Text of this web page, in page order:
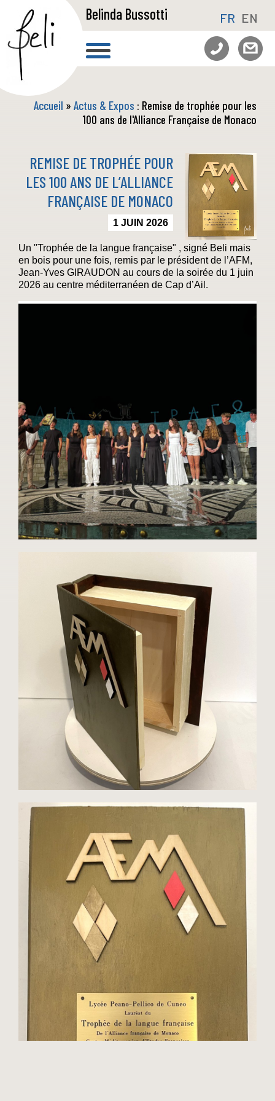
Belinda Bussotti FR EN
Accueil » Actus & Expos : Remise de trophée pour les
100 ans de l'Alliance Française de Monaco
REMISE DE TROPHÉE POUR
LES 100 ANS DE L’ALLIANCE
FRANÇAISE DE MONACO
1 JUIN 2026
Un "Trophée de la langue française" , signé Beli mais
en bois pour une fois, remis par le président de l’AFM,
Jean-Yves GIRAUDON au cours de la soirée du 1 juin
2026 au centre méditerranéen de Cap d’Ail.